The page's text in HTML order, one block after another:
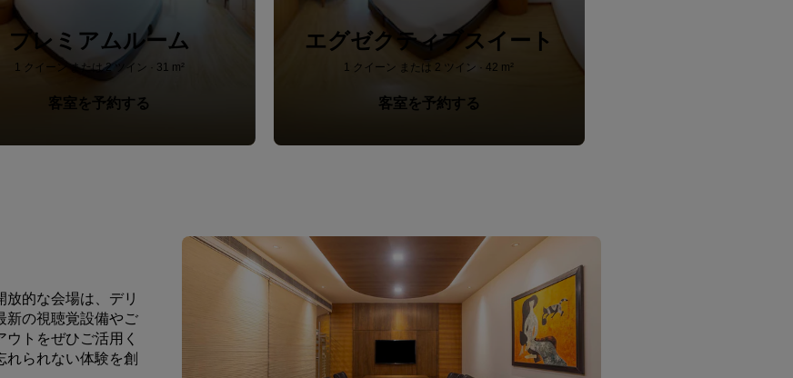
プレミアムルーム
1 クイーン または 2 ツイン · 31 m²
客室を予約する
エグゼクティブスイート
1 クイーン または 2 ツイン · 42 m²
客室を予約する
的な会場は、デリ
新の視聴覚設備やご
トをぜひご活用く
れられない体験を創